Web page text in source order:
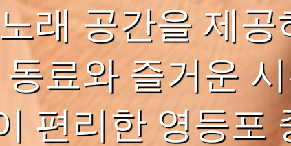
래 공간을 제공
료와 즐거운
편리한 영등포